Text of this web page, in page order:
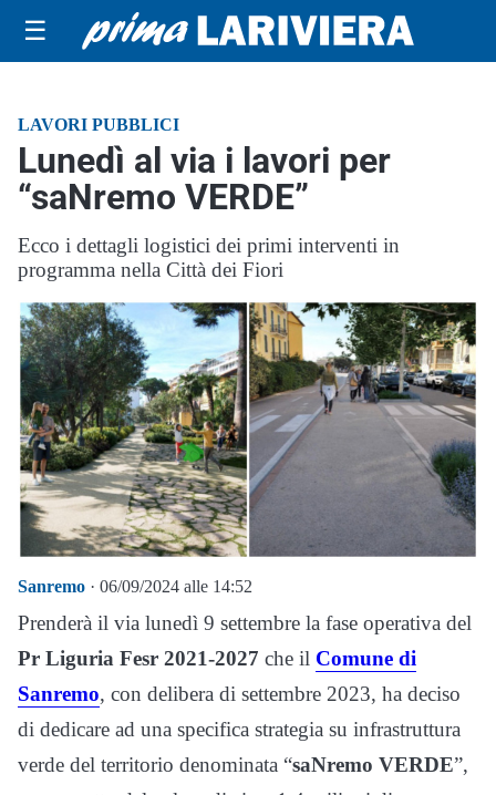
☰
LAVORI PUBBLICI
Lunedì al via i lavori per
“saNremo VERDE”
Ecco i dettagli logistici dei primi interventi in
programma nella Città dei Fiori
Sanremo · 06/09/2024 alle 14:52
Prenderà il via lunedì 9 settembre la fase operativa del
Pr Liguria Fesr 2021-2027 che il Comune di
Sanremo, con delibera di settembre 2023, ha deciso
di dedicare ad una specifica strategia su infrastruttura
verde del territorio denominata “saNremo VERDE”,